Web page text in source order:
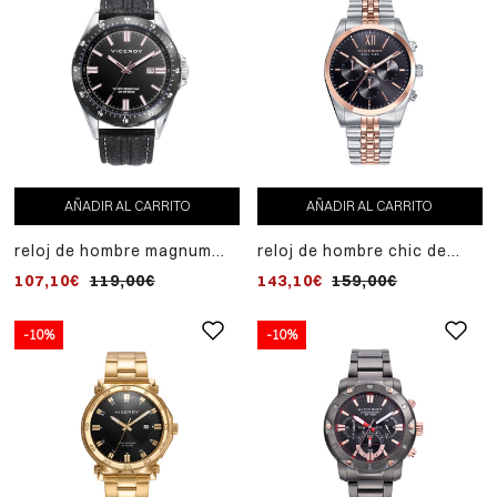
AÑADIR AL CARRITO
reloj de hombre magnum
correa de piel negra
107,10€ 119,00€
AÑADIR AL CARRITO
reloj de hombre chic de
esfera negra y correa
143,10€ 159,00€
-10%
-10%
AÑADIR
AL
-10%